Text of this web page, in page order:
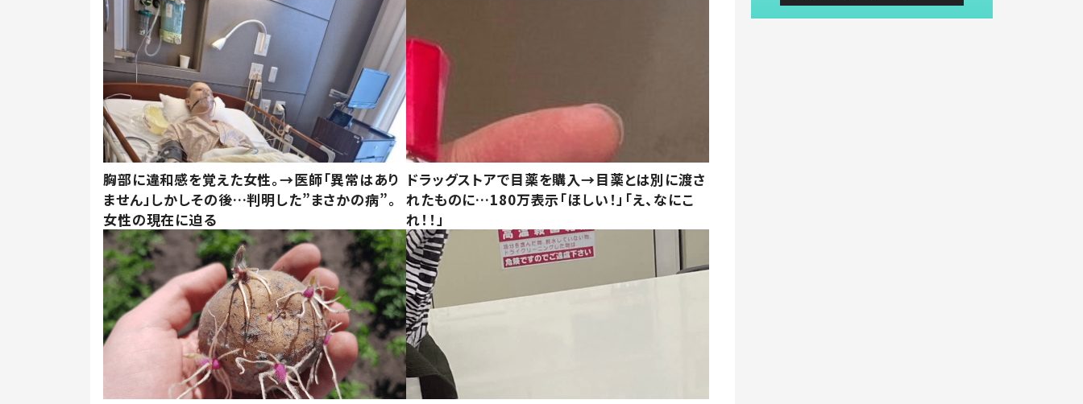
胸部に違和感を覚えた女性。→医師「異常はあり
ません」しかしその後…判明した”まさかの病”。
女性の現在に迫る
ドラッグストアで目薬を購入→目薬とは別に渡さ
れたものに…180万表示「ほしい！」「え、なにこ
れ！！」